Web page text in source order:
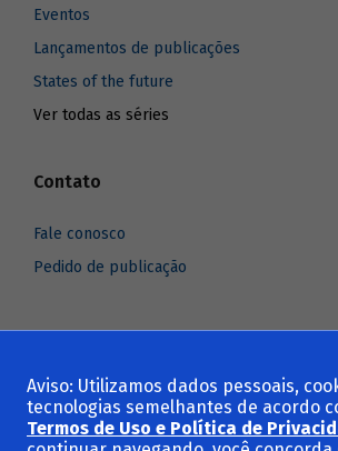
Eventos
Lançamentos de publicações
States of the future
Ver todas as séries
Contato
Fale conosco
Pedido de publicação
Aviso: Utilizamos dados pessoais,
tecnologias semelhantes de acordo
Termos de Uso e Política de